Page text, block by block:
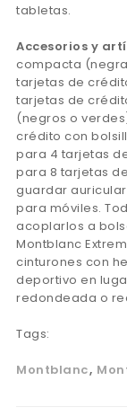
tabletas.
Accesorios y
compacta
tarjetas de
tarjetas de
(negros o
crédito con
para 4 tarjetas
para 8 tarjetas
guardar
para móviles.
acoplarlos a
Montblanc
cinturones con
deportivo en
redondeada o
Tags:
Montblanc